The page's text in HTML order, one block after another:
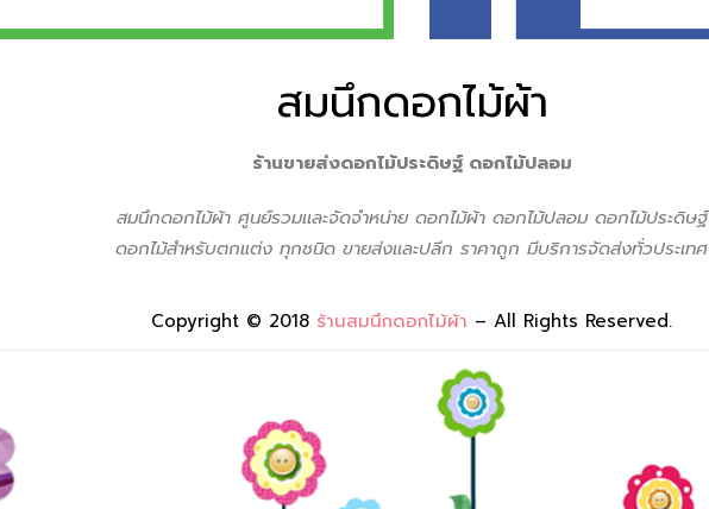
สมนึกดอกไม้ผ้า
ร้านขายส่งดอกไม้ประดิษฐ์ ดอกไม้ปลอม
สมนึกดอกไม้ผ้า ศูนย์รวมเเละจัดจำหน่าย ดอกไม้ผ้า ดอกไม้ปลอม ดอกไม้ประดิษฐ์
ดอกไม้สำหรับตกแต่ง ทุกชนิด ขายส่งเเละปลีก ราคาถูก มีบริการจัดส่งทั่วประเทศ
Copyright © 2018 ร้านสมนึกดอกไม้ผ้า – All Rights Reserved.